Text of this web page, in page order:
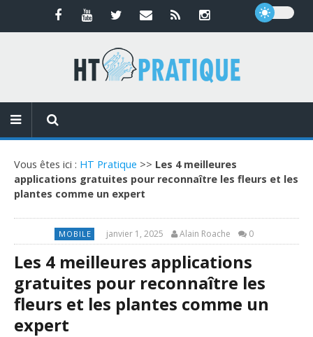
Vous êtes ici : HT Pratique >> Les 4 meilleures
applications gratuites pour reconnaître les fleurs et les
plantes comme un expert
MOBILE janvier 1, 2025 Alain Roache 0
Les 4 meilleures applications
gratuites pour reconnaître les
fleurs et les plantes comme un
expert